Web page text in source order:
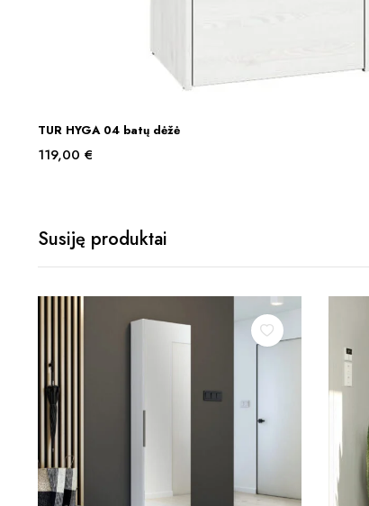
TUR HYGA 04 batų dėžė
119,00 €
Susiję produktai